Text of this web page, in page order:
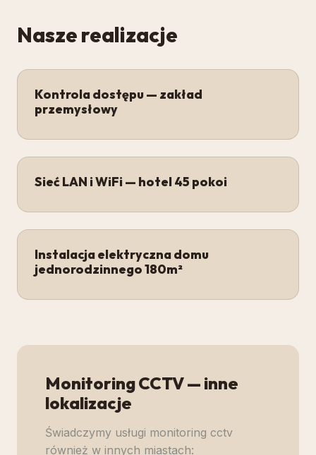
Nasze realizacje
Kontrola dostępu — zakład
przemysłowy
Sieć LAN i WiFi — hotel 45 pokoi
Instalacja elektryczna domu
jednorodzinnego 180m²
Monitoring CCTV— inne
lokalizacje
Świadczymy usługi monitoring cctv
również w innych miastach: